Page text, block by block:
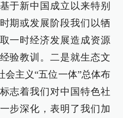
于新中国成立以来特别
期或发展阶段我们以牺
一时经济发展造成资源
验教训。二是就生态文
会主义“五位一体”总体布
志着我们对中国特色社
步深化，表明了我们加